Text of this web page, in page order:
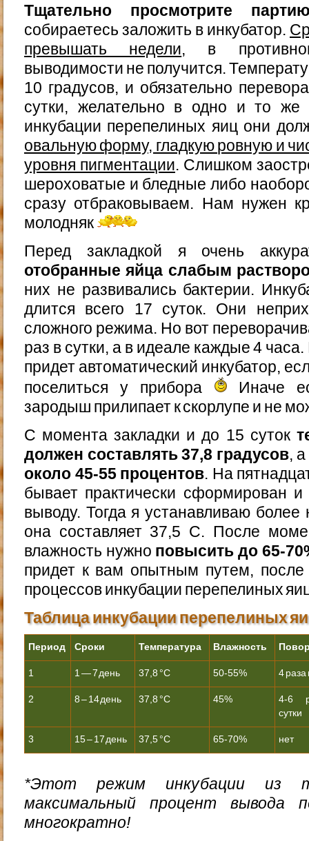
Тщательно просмотрите
собираетесь заложить в инкубатор.
превышать недели, в
выводимости не получится.
10 градусов, и обязательно
сутки, желательно в одно и то
инкубации перепелиных яиц они
овальную форму, гладкую ровную и
уровня пигментации. Слишком
шероховатые и бледные либо
сразу отбраковываем. Нам нужен
молодняк
Перед закладкой я очень
отобранные яйца слабым
них не развивались бактерии.
длится всего 17 суток. Они
сложного режима. Но вот
раз в сутки, а в идеале каждые 4
придет автоматический инкубатор,
поселиться у прибора
Иначе
зародыш прилипает к скорлупе и не
С момента закладки и до 15 суток
должен составлять 37,8 градусов,
около 45-55 процентов. На
бывает практически сформирован и
выводу. Тогда я устанавливаю
она составляет 37,5 C. После
влажность нужно повысить до 65-
придет к вам опытным путем, после
процессов инкубации перепелиных
Таблица инкубации перепелиных
Период Сроки Температура Влажность
1 1 — 7 день 37,8 °С 50-55% 4 раза
2 8 – 14 день 37,8 °С 45%
4-6
сутки
3 15 – 17 день 37,5 °С 65-70% нет
*Этот режим инкубации из
максимальный процент вывода
многократно!